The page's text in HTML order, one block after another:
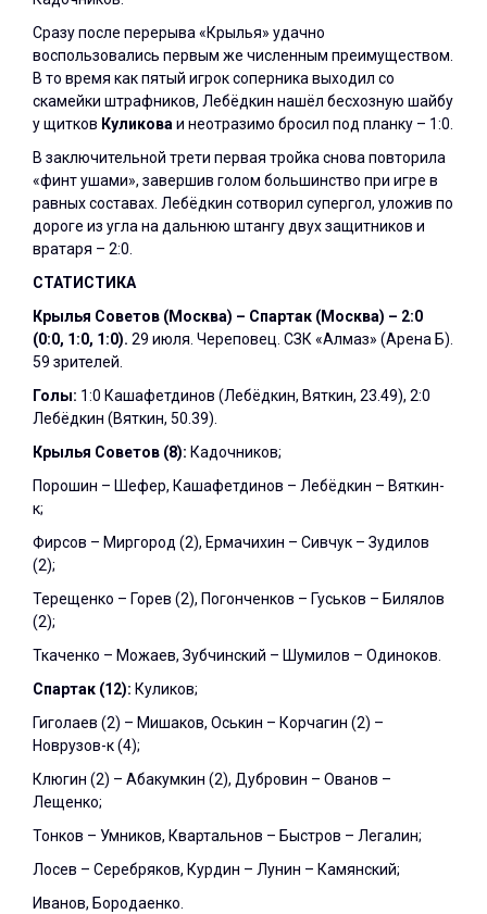
Сразу после перерыва «Крылья» удачно
воспользовались первым же численным преимуществом.
В то время как пятый игрок соперника выходил со
скамейки штрафников, Лебёдкин нашёл бесхозную шайбу
у щитков Куликова и неотразимо бросил под планку – 1:0.
В заключительной трети первая тройка снова повторила
«финт ушами», завершив голом большинство при игре в
равных составах. Лебёдкин сотворил супергол, уложив по
дороге из угла на дальнюю штангу двух защитников и
вратаря – 2:0.
СТАТИСТИКА
Крылья Советов (Москва) – Спартак (Москва) – 2:0
(0:0, 1:0, 1:0). 29 июля. Череповец. СЗК «Алмаз» (Арена Б).
59 зрителей.
Голы: 1:0 Кашафетдинов (Лебёдкин, Вяткин, 23.49), 2:0
Лебёдкин (Вяткин, 50.39).
Крылья Советов (8): Кадочников;
Порошин – Шефер, Кашафетдинов – Лебёдкин – Вяткин-
к;
Фирсов – Миргород (2), Ермачихин – Сивчук – Зудилов
(2);
Терещенко – Горев (2), Погонченков – Гуськов – Билялов
(2);
Ткаченко – Можаев, Зубчинский – Шумилов – Одиноков.
Спартак (12): Куликов;
Гиголаев (2) – Мишаков, Оськин – Корчагин (2) –
Новрузов-к (4);
Клюгин (2) – Абакумкин (2), Дубровин – Ованов –
Лещенко;
Тонков – Умников, Квартальнов – Быстров – Легалин;
Лосев – Серебряков, Курдин – Лунин – Камянский;
Иванов, Бородаенко.